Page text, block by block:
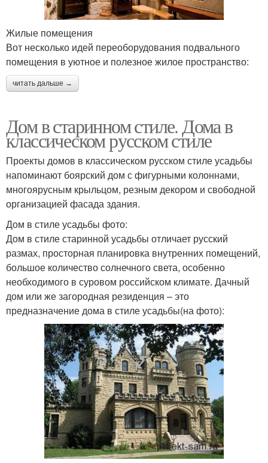
Жилые помещения
Вот несколько идей переоборудования подвального
помещения в уютное и полезное жилое пространство:
читать дальше →
Дом в старинном стиле. Дома в
классическом русском стиле
Проекты домов в классическом русском стиле усадьбы
напоминают боярский дом с фигурными колоннами,
многоярусным крыльцом, резным декором и свободной
организацией фасада здания.
Дом в стиле усадьбы фото:
Дом в стиле старинной усадьбы отличает русский
размах, просторная планировка внутренних помещений,
большое количество солнечного света, особенно
необходимого в суровом российском климате. Дачный
дом или же загородная резиденция – это
предназначение дома в стиле усадьбы(на фото):